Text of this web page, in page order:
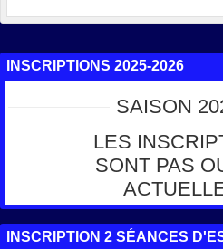
INSCRIPTIONS 2025-2026
SAISON
LES
SONT PAS
INSCRIPTION 2 SÉANCES